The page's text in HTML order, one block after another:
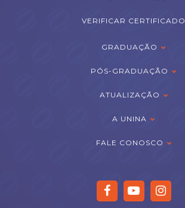
VERIFICAR CERTIFICADO
GRADUAÇÃO
PÓS-GRADUAÇÃO
ATUALIZAÇÃO
A UNINA
FALE CONOSCO